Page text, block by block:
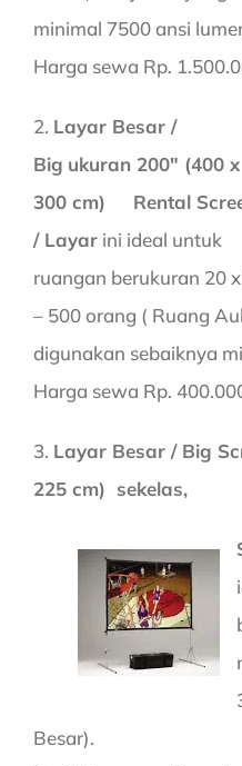
minimal 7500 ansi
Harga sewa Rp.
2. Layar Besar /
Big ukuran 200″ (400 x
300 cm) Rental
/ Layarini ideal untuk
ruangan berukuran 20
– 500 orang ( Ruang
digunakan sebaiknya
Harga sewa Rp.
3. Layar Besar / Big
225 cm) sekelas,
Besar).